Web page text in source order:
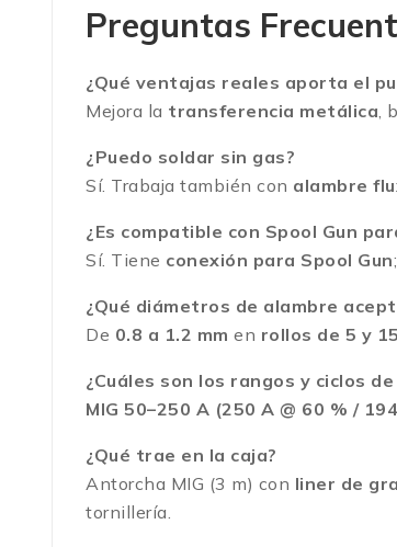
Preguntas
¿Qué ventajas reales aporta el
Mejora la transferencia metálica,
¿Puedo soldar sin gas?
Sí. Trabaja también con alambre
¿Es compatible con Spool Gun
Sí. Tiene conexión para Spool Gun
¿Qué diámetros de alambre
De 0.8 a 1.2 mm en rollos de 5 y
¿Cuáles son los rangos y ciclos
MIG 50–250 A (250 A @ 60 % /
¿Qué trae en la caja?
Antorcha MIG (3 m) con liner de
tornillería.